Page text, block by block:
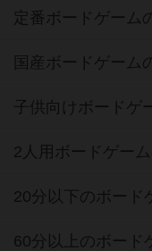
定番ボードゲーム
国産ボードゲーム
子供向けボードゲ
2人用ボードゲー
20分以下のボード
60分以上のボード